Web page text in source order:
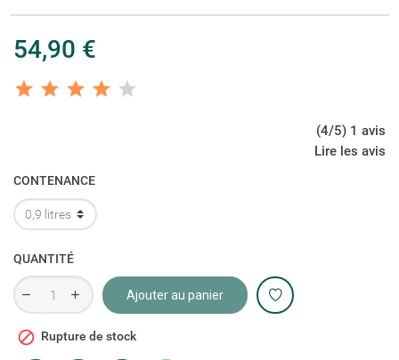
54,90 €
(4/5) 1 avis
Lire les avis
CONTENANCE
QUANTITÉ
Ajouter au panier
 Rupture de stock